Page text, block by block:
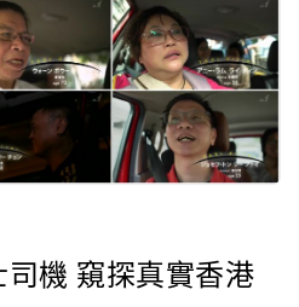
司機 窺探真實香港